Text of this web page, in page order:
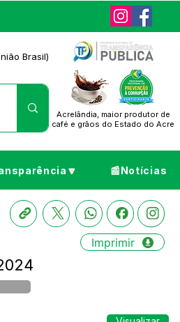
Brasil)
Acrelândia, maior produtor de
café e grãos do Estado do Acre
📰Notícias
Imprimir